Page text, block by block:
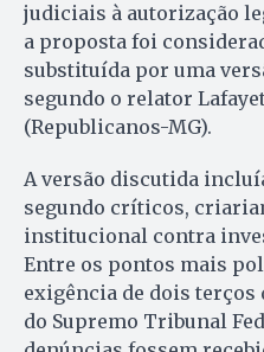
judiciais à autorização
a proposta foi
substituída por uma
segundo o relator
(Republicanos-MG).
A versão discutida
segundo críticos,
institucional contra
Entre os pontos mais
exigência de dois
do Supremo Tribunal